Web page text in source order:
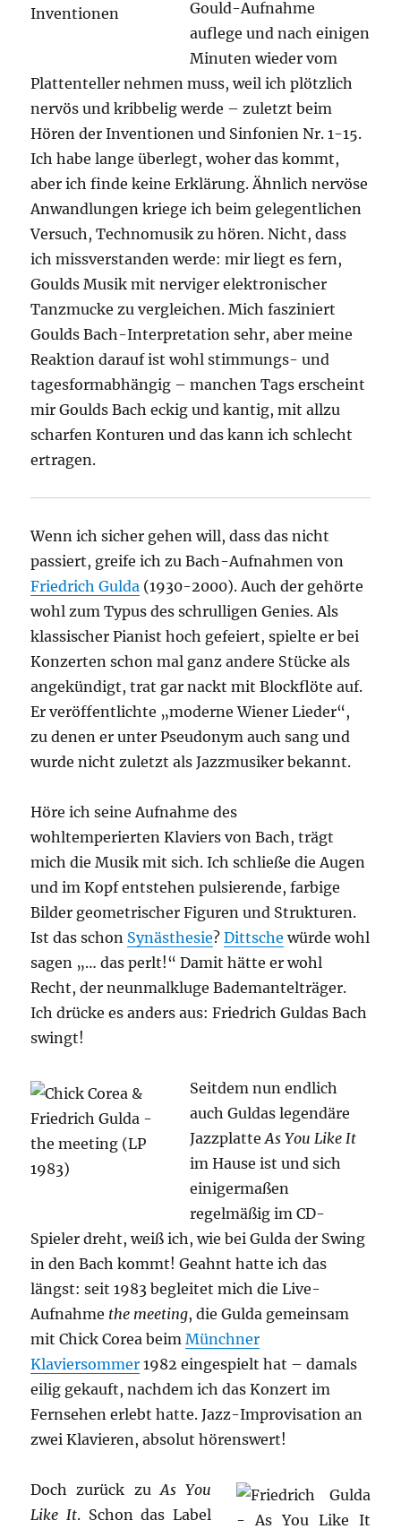
Gould-Aufnahme
auflege und nach einigen
Minuten wieder vom
Plattenteller nehmen muss, weil ich plötzlich
nervös und kribbelig werde – zuletzt beim
Hören der Inventionen und Sinfonien Nr. 1-15.
Ich habe lange überlegt, woher das kommt,
aber ich finde keine Erklärung. Ähnlich nervöse
Anwandlungen kriege ich beim gelegentlichen
Versuch, Technomusik zu hören. Nicht, dass
ich missverstanden werde: mir liegt es fern,
Goulds Musik mit nerviger elektronischer
Tanzmucke zu vergleichen. Mich fasziniert
Goulds Bach-Interpretation sehr, aber meine
Reaktion darauf ist wohl stimmungs- und
tagesformabhängig – manchen Tags erscheint
mir Goulds Bach eckig und kantig, mit allzu
scharfen Konturen und das kann ich schlecht
ertragen.
Wenn ich sicher gehen will, dass das nicht
passiert, greife ich zu Bach-Aufnahmen von
Friedrich Gulda (1930-2000). Auch der gehörte
wohl zum Typus des schrulligen Genies. Als
klassischer Pianist hoch gefeiert, spielte er bei
Konzerten schon mal ganz andere Stücke als
angekündigt, trat gar nackt mit Blockflöte auf.
Er veröffentlichte „moderne Wiener Lieder“,
zu denen er unter Pseudonym auch sang und
wurde nicht zuletzt als Jazzmusiker bekannt.
Höre ich seine Aufnahme des
wohltemperierten Klaviers von Bach, trägt
mich die Musik mit sich. Ich schließe die Augen
und im Kopf entstehen pulsierende, farbige
Bilder geometrischer Figuren und Strukturen.
Ist das schon Synästhesie?Dittsche würde wohl
sagen „… das perlt!“ Damit hätte er wohl
Recht, der neunmalkluge Bademantelträger.
Ich drücke es anders aus: Friedrich Guldas Bach
swingt!
Seitdem nun endlich
auch Guldas legendäre
JazzplatteAs You Like It
im Hause ist und sich
einigermaßen
regelmäßig im CD-
Spieler dreht, weiß ich, wie bei Gulda der Swing
in den Bach kommt! Geahnt hatte ich das
längst: seit 1983 begleitet mich die Live-
Aufnahme the meeting, die Gulda gemeinsam
mit Chick Corea beimMünchner
Klaviersommer 1982 eingespielt hat – damals
eilig gekauft, nachdem ich das Konzert im
Fernsehen erlebt hatte. Jazz-Improvisation an
zwei Klavieren, absolut hörenswert!
Doch zurück zu As You
Like It. Schon das Label